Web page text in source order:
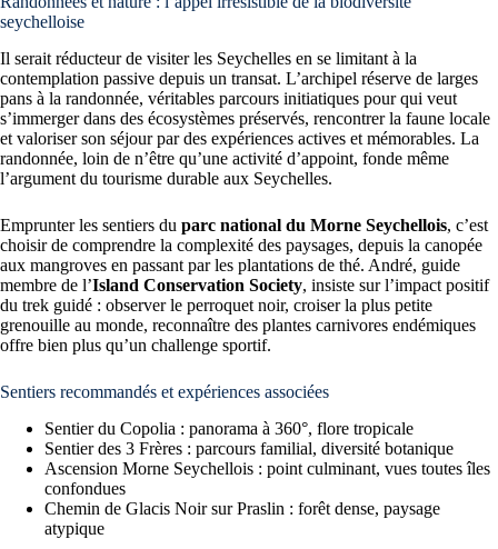
seychelloise
Il serait réducteur de visiter les Seychelles en se limitant à la
contemplation passive depuis un transat. L’archipel réserve de larges
pans à la randonnée, véritables parcours initiatiques pour qui veut
s’immerger dans des écosystèmes préservés, rencontrer la faune locale
et valoriser son séjour par des expériences actives et mémorables. La
randonnée, loin de n’être qu’une activité d’appoint, fonde même
l’argument du tourisme durable aux Seychelles.
Emprunter les sentiers du parc national du Morne Seychellois, c’est
choisir de comprendre la complexité des paysages, depuis la canopée
aux mangroves en passant par les plantations de thé. André, guide
membre de l’Island Conservation Society, insiste sur l’impact positif
du trek guidé : observer le perroquet noir, croiser la plus petite
grenouille au monde, reconnaître des plantes carnivores endémiques
offre bien plus qu’un challenge sportif.
Sentiers recommandés et expériences associées
Sentier du Copolia : panorama à 360°, flore tropicale
Sentier des 3 Frères : parcours familial, diversité botanique
Ascension Morne Seychellois : point culminant, vues toutes îles
confondues
Chemin de Glacis Noir sur Praslin : forêt dense, paysage
atypique